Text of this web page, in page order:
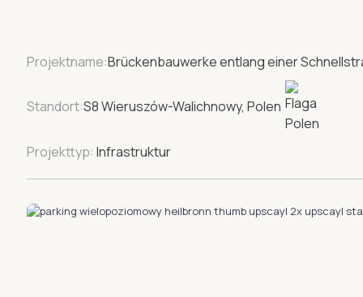
Projektname:Brückenbauwerke entlang einer
Standort:S8 Wieruszów-Walichnowy, Polen
Projekttyp: Infrastruktur